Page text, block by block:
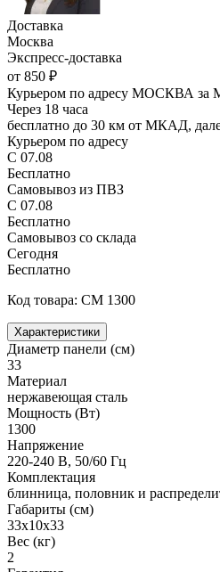
Доставка
Москва
Экспресс-доставка
от 850 ₽
Курьером по адресу МОСКВА
Через 18 часа
бесплатно до 30 км от МКАД,
Курьером по адресу
С 07.08
Бесплатно
Самовывоз из ПВЗ
С 07.08
Бесплатно
Самовывоз со склада
Сегодня
Бесплатно
Код товара: CM 1300
Характеристики
Диаметр панели (см)
33
Материал
нержавеющая сталь
Мощность (Вт)
1300
Напряжение
220-240 В, 50/60 Гц
Комплектация
блинница, половник и
Габариты (см)
33x10x33
Вес (кг)
2